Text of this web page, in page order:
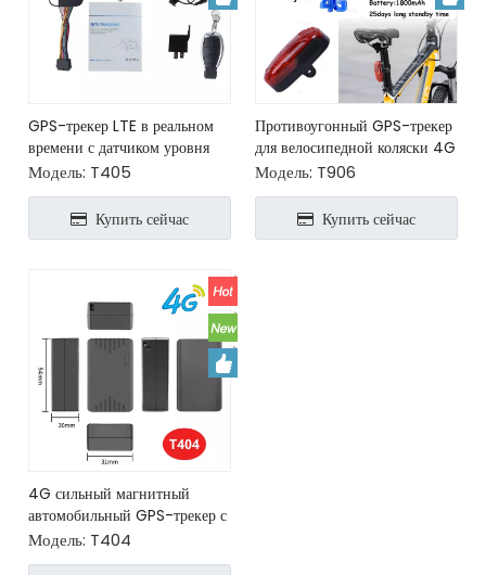
GPS-трекер LTE в реальном
времени с датчиком уровня
топлива
Модель: T405
Купить сейчас
Противоугонный GPS-трекер
для велосипедной коляски 4G
с датчиком удара
Модель: T906
Купить сейчас
4G сильный магнитный
автомобильный GPS-трекер с
сигнализацией отключения
питания
Модель: T404